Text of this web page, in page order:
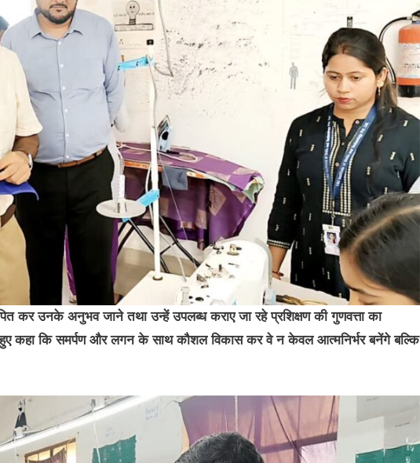
कर उनके अनुभव जाने तथा उन्हें उपलब्ध कराए जा रहे प्रशिक्षण की गुणवत्ता का
कहा कि समर्पण और लगन के साथ कौशल विकास कर वे न केवल आत्मनिर्भर बनेंगे बल्कि